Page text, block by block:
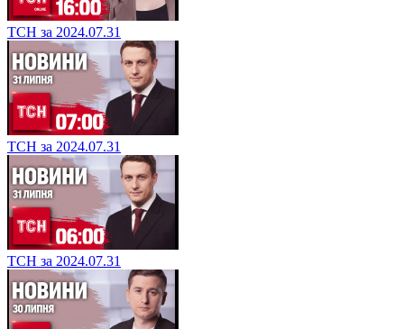
ТСН за 2024.07.31
ТСН за 2024.07.31
ТСН за 2024.07.31